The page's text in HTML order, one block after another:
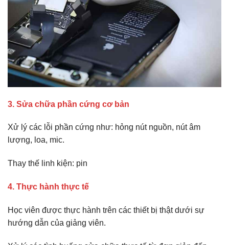
3. Sửa chữa phần cứng cơ bản
Xử lý các lỗi phần cứng như: hỏng nút nguồn, nút âm
lượng, loa, mic.
Thay thế linh kiện: pin
4. Thực hành thực tế
Học viên được thực hành trên các thiết bị thật dưới sự
hướng dẫn của giảng viên.